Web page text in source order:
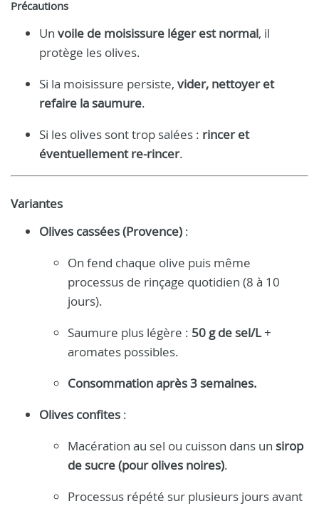
Précautions
Un voile de moisissure léger est normal, il
protège les olives.
Si la moisissure persiste, vider, nettoyer et
refaire la saumure.
Si les olives sont trop salées : rincer et
éventuellement re-rincer.
Variantes
Olives cassées (Provence) :
On fend chaque olive puis même
processus de rinçage quotidien (8 à 10
jours).
Saumure plus légère : 50 g de sel/L+
aromates possibles.
Consommation après 3 semaines.
Olives confites :
Macération au sel ou cuisson dans un sirop
de sucre (pour olives noires).
Processus répété sur plusieurs jours avant